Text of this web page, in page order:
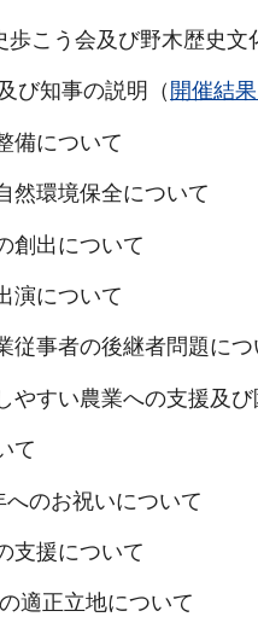
歩こう会及び野木歴史
び知事の説明（ 開催結
備について
然環境保全について
創出について
演について
従事者の後継者問題につ
やすい農業への支援及
て
のお祝いについて
支援について
適正立地について